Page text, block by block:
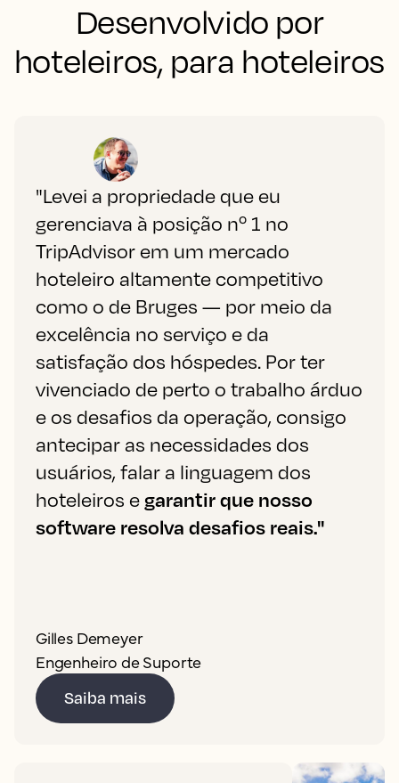
Desenvolvido por
hoteleiros, para hoteleiros
"Levei a propriedade que eu
gerenciava à posição nº 1 no
TripAdvisor em um mercado
hoteleiro altamente competitivo
como o de Bruges — por meio da
excelência no serviço e da
satisfação dos hóspedes. Por ter
vivenciado de perto o trabalho árduo
e os desafios da operação, consigo
antecipar as necessidades dos
usuários, falar a linguagem dos
hoteleiros e garantir que nosso
software resolva desafios reais."
Gilles Demeyer
Engenheiro de Suporte
Saiba mais